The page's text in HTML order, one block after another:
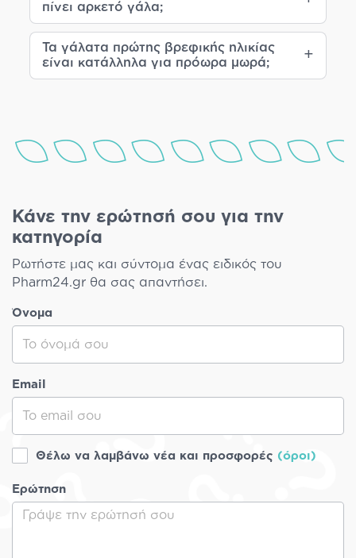
πίνει αρκετό γάλα;
Τα γάλατα πρώτης βρεφικής ηλικίας
είναι κατάλληλα για πρόωρα μωρά;
Κάνε την ερώτησή σου για την
κατηγορία
Ρωτήστε μας και σύντομα ένας ειδικός του
Pharm24.gr θα σας απαντήσει.
Όνομα
Email
Θέλω να λαμβάνω νέα και προσφορές (όροι)
Ερώτηση